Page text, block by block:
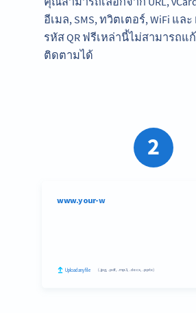
อีเมล, SMS, ทวิตเตอร์, WiFi แล
รหัส QR ฟรีเหล่านี้ไม่สามารถแ
ติดตามได้
2